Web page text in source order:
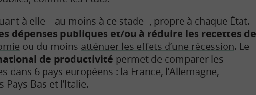
à elle – au moins à ce stade -, propre à chaque État.
dépenses publiques et/ou à réduire les recettes de
ou du moins atténuer les effets d’une récession. Le
de productivité permet de comparer les
dans 6 pays européens : la France, l’Allemagne,
Pays-Bas et l’Italie.